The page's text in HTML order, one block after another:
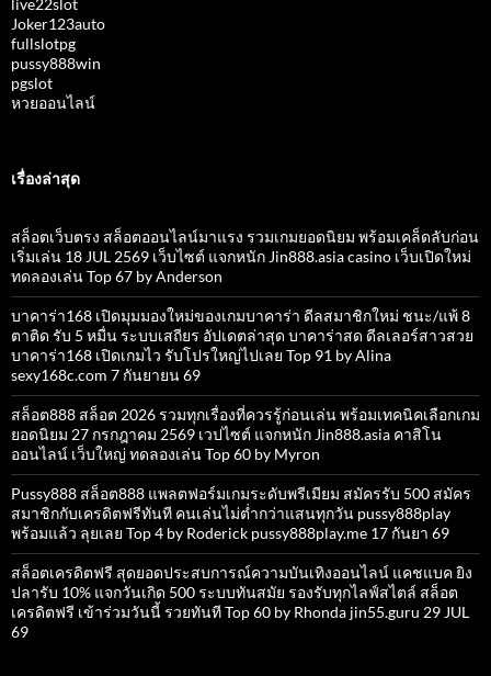
Joker123auto
fullslotpg
pussy888win
pgslot
หวยออนไลน์
เรื่องล่าสุด
สล็อตเว็บตรง สล็อตออนไลน์มาแรง รวมเกมยอดนิยม พร้อมเคล็ดลับก่อน
เริ่มเล่น 18 JUL 2569 เว็บไซต์ แจกหนัก Jin888.asia casino เว็บเปิดใหม่
ทดลองเล่น Top 67 by Anderson
บาคาร่า168 เปิดมุมมองใหม่ของเกมบาคาร่า ดีลสมาชิกใหม่ ชนะ/แพ้ 8
ตาติด รับ 5 หมื่น ระบบเสถียร อัปเดตล่าสุด บาคาร่าสด ดีลเลอร์สาวสวย
บาคาร่า168 เปิดเกมไว รับโปรใหญ่ไปเลย Top 91 by Alina
sexy168c.com 7 กันยายน 69
สล็อต888 สล็อต 2026 รวมทุกเรื่องที่ควรรู้ก่อนเล่น พร้อมเทคนิคเลือกเกม
ยอดนิยม 27 กรกฎาคม 2569 เวปไซต์ แจกหนัก Jin888.asia คาสิโน
ออนไลน์ เว็บใหญ่ ทดลองเล่น Top 60 by Myron
Pussy888 สล็อต888 แพลตฟอร์มเกมระดับพรีเมียม สมัครรับ 500 สมัคร
สมาชิกกับเครดิตฟรีทันที คนเล่นไม่ต่ำกว่าแสนทุกวัน pussy888play
พร้อมแล้ว ลุยเลย Top 4 by Roderick pussy888play.me 17 กันยา 69
สล็อตเครดิตฟรี สุดยอดประสบการณ์ความบันเทิงออนไลน์ แคชแบค ยิง
ปลารับ 10% แจกวันเกิด 500 ระบบทันสมัย รองรับทุกไลฟ์สไตล์ สล็อต
เครดิตฟรี เข้าร่วมวันนี้ รวยทันที Top 60 by Rhonda jin55.guru 29 JUL
69